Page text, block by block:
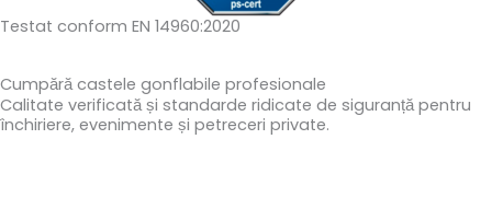
Testat conform EN 14960:2020
Cumpără castele gonflabile profesionale
Calitate verificată și standarde ridicate de siguranță pentru
închiriere, evenimente și petreceri private.